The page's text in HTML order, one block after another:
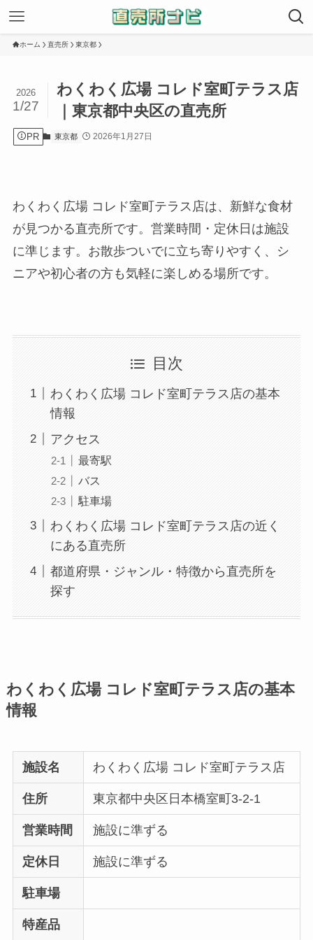
ホーム 直売所 東京都
わくわく広場 コレド室町テラス店
｜東京都中央区の直売所
2026
1/27
PR 東京都 2026年1月27日
わくわく広場 コレド室町テラス店は、新鮮な食材
が見つかる直売所です。営業時間・定休日は施設
に準じます。お散歩ついでに立ち寄りやすく、シ
ニアや初心者の方も気軽に楽しめる場所です。
目次
わくわく広場 コレド室町テラス店の基本
情報
アクセス
最寄駅
バス
駐車場
わくわく広場 コレド室町テラス店の近く
にある直売所
都道府県・ジャンル・特徴から直売所を
探す
わくわく広場 コレド室町テラス店の基本
情報
施設名 わくわく広場 コレド室町テラス店
住所 東京都中央区日本橋室町3-2-1
営業時間 施設に準ずる
定休日 施設に準ずる
駐車場
特産品